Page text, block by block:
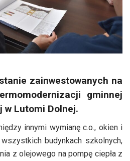
zainwestowanych na
gminnej
w Lutomi Dolnej.
innymi wymianę c.o., okien i
budynkach szkolnych,
z olejowego na pompę ciepła z